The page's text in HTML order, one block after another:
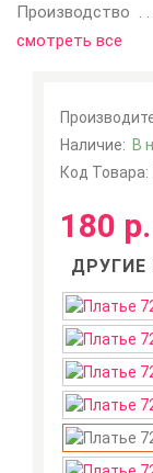
Производство
смотреть все
Наличие: В
Код Товара:
180 р.
ДРУГИЕ